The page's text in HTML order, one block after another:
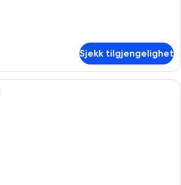
Sjekk tilgjengelighet